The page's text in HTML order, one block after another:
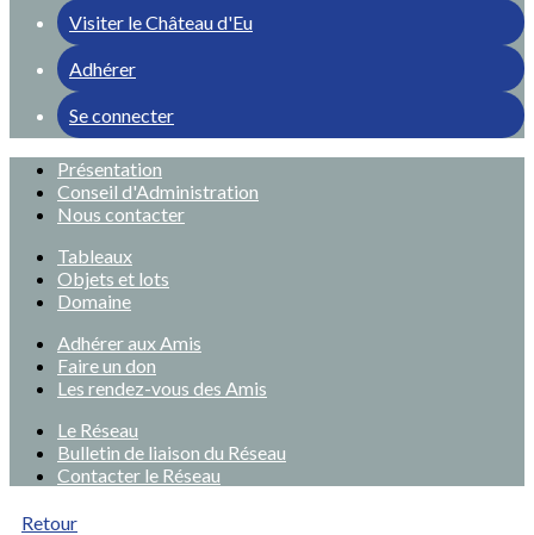
Visiter le Château d'Eu
Adhérer
Se connecter
Présentation
Conseil d'Administration
Nous contacter
Tableaux
Objets et lots
Domaine
Adhérer aux Amis
Faire un don
Les rendez-vous des Amis
Le Réseau
Bulletin de liaison du Réseau
Contacter le Réseau
Retour